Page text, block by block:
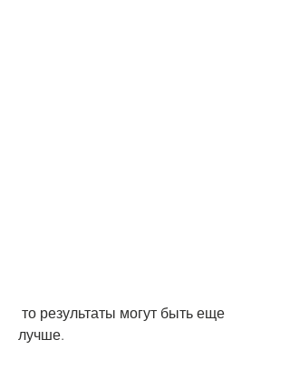
лучше.